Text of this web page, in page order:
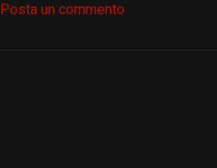
Posta un commento